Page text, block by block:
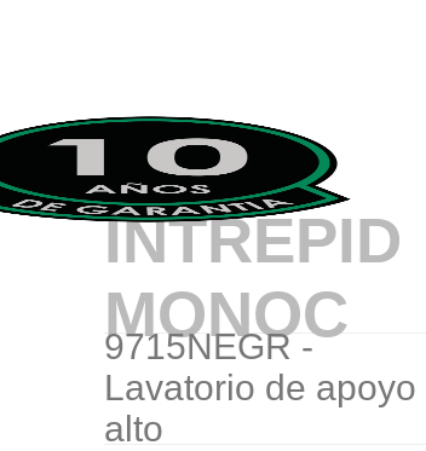
INTREPID
MONOC
9715NEGR -
Lavatorio de apoyo
alto